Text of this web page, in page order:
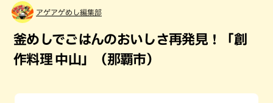
アゲアゲめし編集部
釜めしでごはんのおいしさ再発見！「創
作料理 中山」（那覇市）